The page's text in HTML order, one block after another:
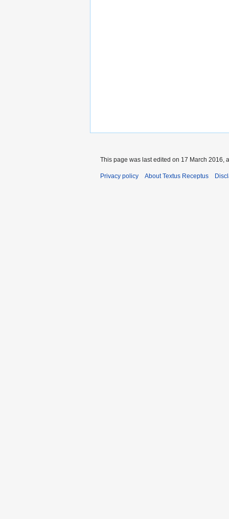
This page was last edited on 17 March 2016,
Privacy policy About Textus Receptus